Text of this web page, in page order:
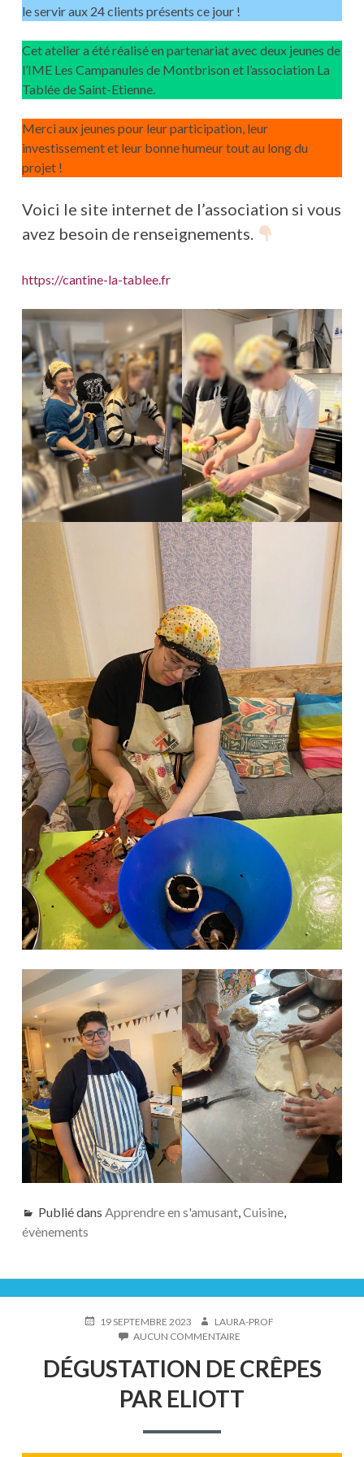
le servir aux 24 clients présents ce jour !
Cet atelier a été réalisé en partenariat avec deux jeunes de
l’IME Les Campanules de Montbrison et l’association La
Tablée de Saint-Etienne.
Merci aux jeunes pour leur participation, leur
investissement et leur bonne humeur tout au long du
projet !
Voici le site internet de l’association si vous
avez besoin de renseignements.
https://cantine-la-tablee.fr
Publié dans Apprendre en s'amusant,Cuisine,
évènements
PUBLIÉ19 SEPTEMBRE 2023 AUTEUR
LAURA-PROF
AUCUN COMMENTAIRE
DE
CRÊPES
PAR
DÉGUSTATION DE CRÊPES
PAR ELIOTT